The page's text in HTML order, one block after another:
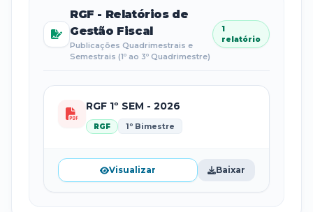
RGF - Relatórios de
Gestão Fiscal
Publicações Quadrimestrais e
Semestrais (1º ao 3º Quadrimestre)
1
relatório
RGF 1º SEM - 2026
RGF 1º Bimestre
Visualizar Baixar